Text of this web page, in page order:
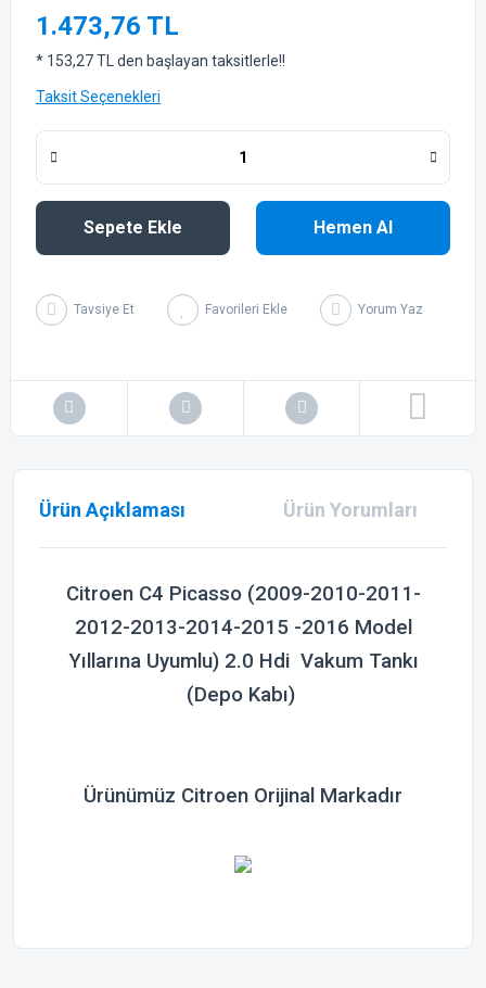
1.473,76 TL
* 153,27 TL den başlayan taksitlerle!!
Taksit Seçenekleri
Sepete Ekle Hemen Al
Tavsiye Et Yorum Yaz
Ürün Açıklaması Ürün Yorumları
Citroen C4 Picasso (2009-2010-2011-
2012-2013-2014-2015 -2016 Model
Yıllarına Uyumlu) 2.0 Hdi Vakum Tankı
(Depo Kabı)
Ürünümüz Citroen Orijinal Markadır